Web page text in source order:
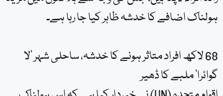
زائد افراد لاپتا ہیں، جس کی وجہ سے ہلاکتوں میں مزید
ہولناک اضافے کا خدشہ ظاہر کیا جا رہا ہے۔
68 لاکھ افراد متاثر ہونے کا خدشہ، ساحلی شہر ‘لا
گوائرا’ ملبے کا ڈھیر